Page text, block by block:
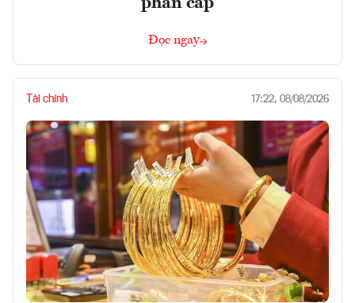
Đọc ngay
Tài chính 17:22, 08/08/2026